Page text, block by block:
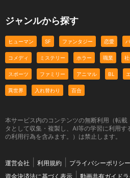
ジャンルから探す
ヒューマン SF ファンタジー 恋愛
コメディ ミステリー ホラー 職業
スポーツ ファミリー アニマル BL
異世界 入れ替わり 百合
本サービス内のコンテンツの無断利用（転
タとして収集・複製し、AI等の学習に利用
の利用行為を含みます。）は禁止します。
運営会社 利用規約 プライバシーポリシー
資金決済法に基づく表示
動画共有ガイドラ